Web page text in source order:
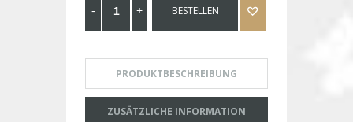
BESTELLEN
PRODUKTBESCHREIBUNG
ZUSÄTZLICHE INFORMATION